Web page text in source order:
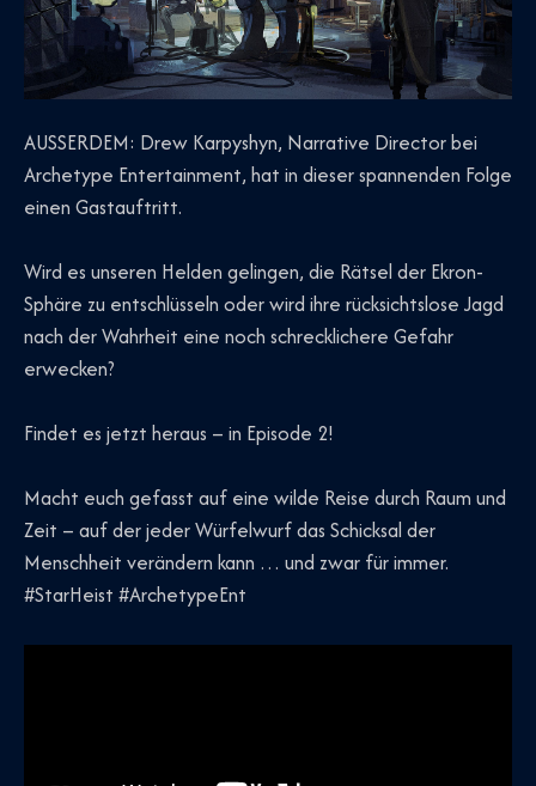
AUSSERDEM: Drew Karpyshyn, Narrative Director bei
Archetype Entertainment, hat in dieser spannenden Folge
einen Gastauftritt.
Wird es unseren Helden gelingen, die Rätsel der Ekron-
Sphäre zu entschlüsseln oder wird ihre rücksichtslose Jagd
nach der Wahrheit eine noch schrecklichere Gefahr
erwecken?
Findet es jetzt heraus – in Episode 2!
Macht euch gefasst auf eine wilde Reise durch Raum und
Zeit – auf der jeder Würfelwurf das Schicksal der
Menschheit verändern kann … und zwar für immer.
#StarHeist #ArchetypeEnt